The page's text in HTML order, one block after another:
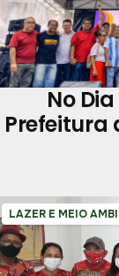
No
Prefeitura
LAZER E MEIO